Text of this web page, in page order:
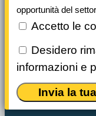
opportunità del
Accetto le
Desidero
informazioni e
Invia la